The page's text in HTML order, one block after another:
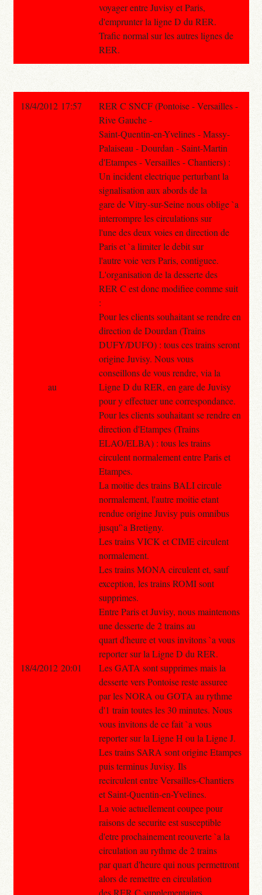
voyager entre Juvisy et Paris,
d'emprunter la ligne D du RER.
Trafic normal sur les autres lignes de
RER.
18/4/2012 17:57
RER C SNCF (Pontoise - Versailles -
Rive Gauche -
Saint-Quentin-en-Yvelines - Massy-
Palaiseau - Dourdan - Saint-Martin
d'Etampes - Versailles - Chantiers) :
Un incident electrique perturbant la
signalisation aux abords de la
gare de Vitry-sur-Seine nous oblige `a
interrompre les circulations sur
l'une des deux voies en direction de
Paris et `a limiter le debit sur
l'autre voie vers Paris, contiguee.
L'organisation de la desserte des
RER C est donc modifiee comme suit
:
Pour les clients souhaitant se rendre en
direction de Dourdan (Trains
DUFY/DUFO) : tous ces trains seront
origine Juvisy. Nous vous
conseillons de vous rendre, via la
Ligne D du RER, en gare de Juvisy
pour y effectuer une correspondance.
Pour les clients souhaitant se rendre en
direction d'Etampes (Trains
ELAO/ELBA) : tous les trains
circulent normalement entre Paris et
Etampes.
La moitie des trains BALI circule
normalement, l'autre moitie etant
rendue origine Juvisy puis omnibus
jusqu'`a Bretigny.
Les trains VICK et CIME circulent
normalement.
Les trains MONA circulent et, sauf
exception, les trains ROMI sont
supprimes.
Entre Paris et Juvisy, nous maintenons
une desserte de 2 trains au
quart d'heure et vous invitons `a vous
reporter sur la Ligne D du RER.
Les GATA sont supprimes mais la
desserte vers Pontoise reste assuree
par les NORA ou GOTA au rythme
d'1 train toutes les 30 minutes. Nous
vous invitons de ce fait `a vous
reporter sur la Ligne H ou la Ligne J.
Les trains SARA sont origine Etampes
puis terminus Juvisy. Ils
recirculent entre Versailles-Chantiers
et Saint-Quentin-en-Yvelines.
La voie actuellement coupee pour
raisons de securite est susceptible
d'etre prochainement reouverte `a la
circulation au rythme de 2 trains
par quart d'heure qui nous permettront
alors de remettre en circulation
des RER C supplementaires.
au
18/4/2012 20:01